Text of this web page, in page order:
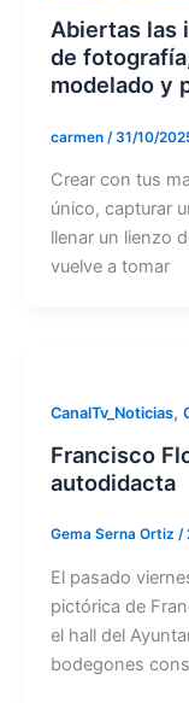
Abiertas las
de
modelado y
carmen /31/10/
Crear con tus
único, capturar
llenar un lienzo
vuelve a tomar
CanalTv_Noticias,
Francisco
autodidacta
Gema Serna Ortiz /
El pasado
pictórica de
el hall del
bodegones